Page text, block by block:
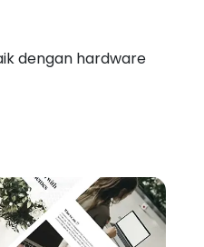
dengan hardware